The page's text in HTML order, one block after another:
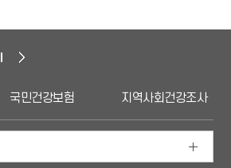
국민건강보험 지역사회건강조사